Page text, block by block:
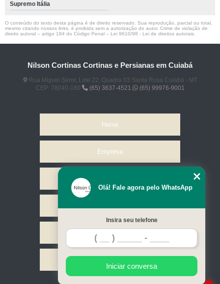
Supremo Itália
O conteúdo do texto desta página é de direito reservado. Sua reprodução, parcial ou total,
mesmo citando nossos links, é proibida sem a autorização do autor. Crime de violação de
direito autoral – artigo 184 do Código Penal – Lei 9610/98 - Lei de direitos autorais
Nilson Cortinas Cortinas e Persianas em Cuiabá
Rua Miguel Seror, Lote 22, Quadra 03 Santa Rosa Cuiabá - MT
CEP: 78040-160
(65) 3637-4521 (65) 99976-9001
Home
Empresa
Contato
Olá! Fale agora pelo WhatsApp
Insira seu telefone
Iniciar conversa